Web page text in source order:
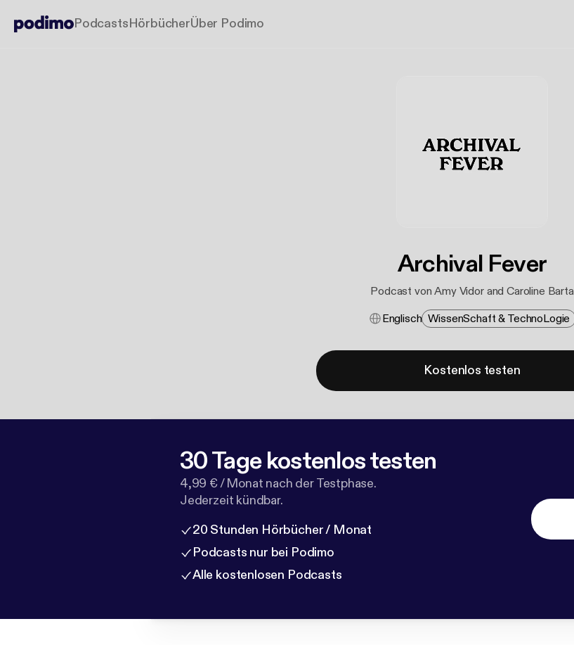
PodcastsHörbücherÜber Podimo
Archival Fever
Podcast von Amy Vidor and Caroline Barta
Englisch Wissen​schaft & Techno​logie
Kostenlos testen
30 Tage kostenlos testen
4,99 € / Monat nach der Testphase.
Jederzeit kündbar.
20 Stunden Hörbücher / Monat
Podcasts nur bei Podimo
Alle kostenlosen Podcasts